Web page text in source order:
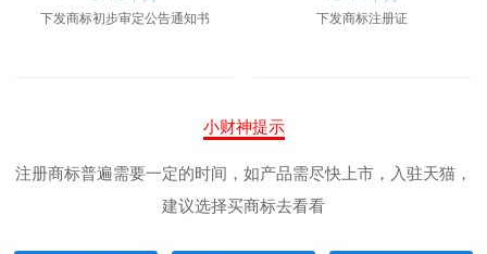
下发商标初步审定公告通知书 下发商标注册证
小财神提示
注册商标普遍需要一定的时间，如产品需尽快上市，入驻天猫，
建议选择买商标去看看